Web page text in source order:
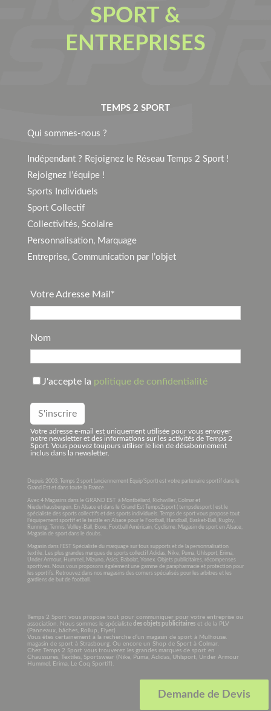
SPORT &
ENTREPRISES
TEMPS 2 SPORT
Qui sommes-nous ?
Indépendant ? Rejoignez le Réseau Temps 2 Sport !
Rejoignez l’équipe !
Sports Individuels
Sport Collectif
Collectivités, Scolaire
Personnalisation, Marquage
Entreprise, Communication par l’objet
Votre Adresse Mail*
Nom
J'accepte la politique de confidentialité
Votre adresse e-mail est uniquement utilisée pour vous envoyer
notre newsletter et des informations sur les activités de Temps 2
Sport. Vous pouvez toujours utiliser le lien de désabonnement
inclus dans la newsletter.
Depuis 2003, Temps 2 sport (anciennement Equip’Sport) est votre partenaire sportif dans le
Grand Est et dans toute la France .
Avec 4 Magasins dans le GRAND EST à Montbéliard, Richwiller, Colmar et
Niederhausbergen. En Alsace et dans le Grand Est Temps2sport ( tempsdesport ) est le
spécialiste des sports collectifs et des sports individuels. Temps de sport vous propose tout
l’équipement sportif et le textile en Alsace pour le Football, Handball, Basket-Ball, Rugby,
Running, Tennis, Volley-Ball, Boxe, Football Américain, Cyclisme. Magasin de sport en Alsace,
Magasin de sport dans le doubs.
Magasin dans l’EST Spécialiste du marquage sur tous supports et de la personnalisation
textile. Les plus grandes marques de sports collectif Adidas, Nike, Puma, Uhlsport, Erima,
Under Armour, Hummel, Mizuno, Asics, Babolat, Yonex. Objets publicitaires, récompenses
sportives. Nous vous proposons également une gamme de parapharmacie et protection pour
les sportifs. Retrouvez dans nos magasins des corners spécialisés pour les arbitres et les
gardiens de but de football.
Temps 2 Sport vous propose tout pour communiquer pour votre entreprise ou
association. Nous sommes le spécialistedes objets publicitaireset de la PLV
(Panneaux, bâches, Rollup, Flyer)
Vous êtes certainement à la recherche d’un magasin de sport à Mulhouse.
magasin de sport à Strasbourg. Ou encore un Shop de Sport à Colmar.
Chez Temps 2 Sport vous trouverez les grandes marques de sport en
Chaussures, Textiles, Sportswear (Nike, Puma, Adidas, Uhlsport, Under Armour
Hummel, Erima, Le Coq Sportif).
Demande de Devis